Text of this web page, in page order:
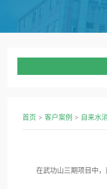
首页 > 客户案例 > 自来水
在武功山三期项目中